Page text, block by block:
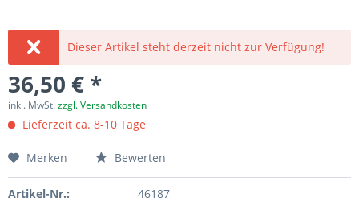
Dieser Artikel steht derzeit nicht zur Verfügung!
36,50 € *
inkl. MwSt.zzgl. Versandkosten
Lieferzeit ca. 8-10 Tage
Merken Bewerten
Artikel-Nr.: 46187